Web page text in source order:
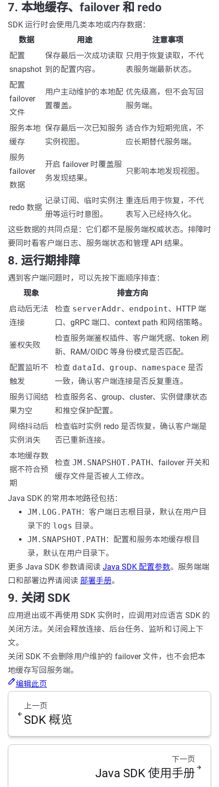
7. 本地缓存、failover 和 redo
SDK 运行时会使用几类本地或内存数据：
数据
用途
注意事项
配置
snapshot
保存最后一次成功读取
到的配置内容。
只用于恢复读取，不代
表服务端最新状态。
配置
failover
文件
用户主动维护的本地配
置覆盖。
优先级高，但不会写回
服务端。
服务本地
缓存
保存最后一次已知服务
实例视图。
适合作为短期兜底，不
应长期替代服务端。
服务
failover
数据
开启 failover 时覆盖服
务发现结果。
只影响本地发现视图。
redo 数据
记录订阅、临时实例注
册等运行时意图。
重连后用于恢复，不代
表写入已经持久化。
这些数据的共同点是：它们都不是服务端权威状态。排障时
要同时看客户端日志、服务端状态和管理 API 结果。
8. 运行期排障
遇到客户端问题时，可以先按下面顺序排查：
现象
排查方向
启动后无法
连接
检查 serverAddr、 endpoint、HTTP 端
口、gRPC 端口、context path 和网络策略。
鉴权失败
检查服务端鉴权插件、客户端凭据、token 刷
新、RAM/OIDC 等身份模式是否匹配。
配置监听不
触发
检查 dataId、 group、 namespace 是否
一致，确认客户端连接是否反复重连。
服务订阅结
果为空
检查服务名、group、cluster、实例健康状态
和推空保护配置。
网络抖动后
实例消失
检查临时实例 redo 是否恢复，确认客户端是
否已重新连接。
本地缓存数
据不符合预
期
检查 JM.SNAPSHOT.PATH、failover 开关和
缓存文件是否被人工修改。
Java SDK 的常用本地路径包括：
JM.LOG.PATH ：客户端日志根目录，默认在用户目
录下的 logs 目录。
JM.SNAPSHOT.PATH ：配置和服务本地缓存根目
录，默认在用户目录下。
更多 Java SDK 参数请阅读 Java SDK 配置参数。服务端端
口和部署边界请阅读 部署手册。
9. 关闭 SDK
应用退出或不再使用 SDK 实例时，应调用对应语言 SDK 的
关闭方法。关闭会释放连接、后台任务、监听和订阅上下
文。
关闭 SDK 不会删除用户维护的 failover 文件，也不会把本
地缓存写回服务端。
编辑此页
上一页
SDK 概览
下一页
Java SDK 使用手册